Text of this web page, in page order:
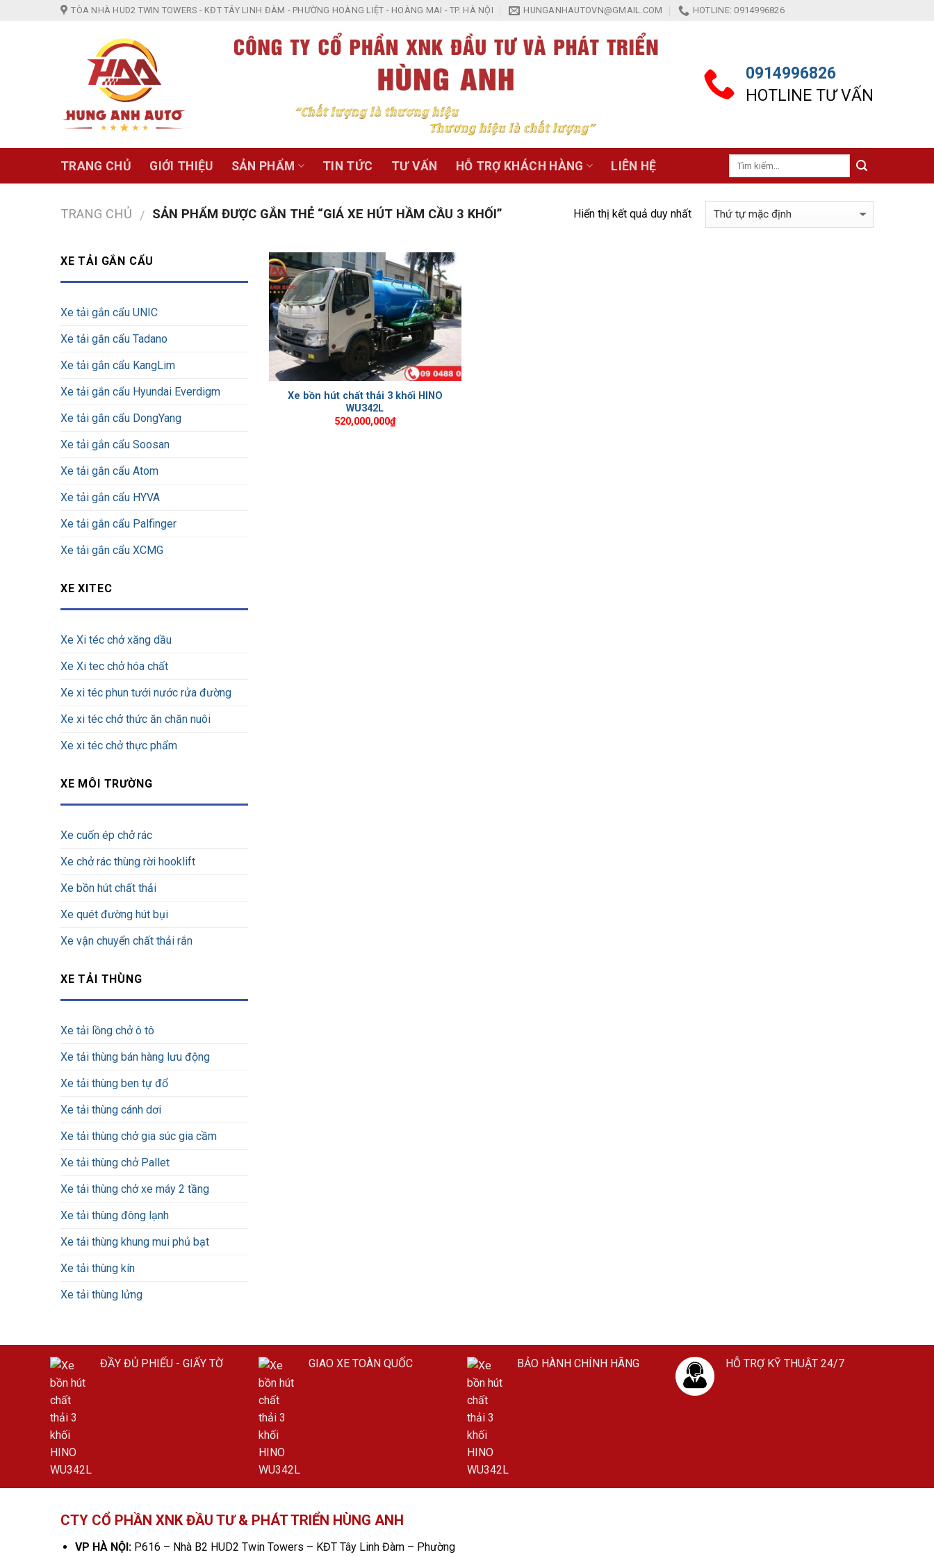
TÒA NHÀ HUD2 TWIN TOWERS - KĐT TÂY LINH ĐÀM - PHƯỜNG HOÀNG LIỆT - HOÀNG MAI - TP. HÀ NỘI HUNGANHAUTOVN@GMAIL.COM HOTLINE: 0914996826
0914996826
HOTLINE TƯ VẤN
TRANG CHỦ GIỚI THIỆU SẢN PHẨM TIN TỨC TƯ VẤN HỖ TRỢ KHÁCH HÀNG LIÊN HỆ
Tìm
TRANG CHỦ / SẢN PHẨM ĐƯỢC GẮN THẺ “GIÁ XE HÚT HẦM CẦU 3 KHỐI” Hiển thị kết quả duy nhất
XE TẢI GẮN CẨU
Xe tải gắn cẩu UNIC
Xe tải gắn cẩu Tadano
Xe tải gắn cẩu KangLim
Xe tải gắn cẩu Hyundai Everdigm
Xe tải gắn cẩu DongYang
Xe tải gắn cẩu Soosan
Xe tải gắn cẩu Atom
Xe tải gắn cẩu HYVA
Xe tải gắn cẩu Palfinger
Xe tải gắn cẩu XCMG
XE XITEC
Xe Xi téc chở xăng dầu
Xe Xi tec chở hóa chất
Xe xi téc phun tưới nước rửa đường
Xe xi téc chở thức ăn chăn nuôi
Xe xi téc chở thực phẩm
XE MÔI TRƯỜNG
Xe cuốn ép chở rác
Xe chở rác thùng rời hooklift
Xe bồn hút chất thải
Xe quét đường hút bụi
Xe vận chuyển chất thải rắn
XE TẢI THÙNG
Xe tải lồng chở ô tô
Xe tải thùng bán hàng lưu động
Xe tải thùng ben tự đổ
Xe tải thùng cánh dơi
Xe tải thùng chở gia súc gia cầm
Xe tải thùng chở Pallet
Xe tải thùng chở xe máy 2 tầng
Xe tải thùng đông lạnh
Xe tải thùng khung mui phủ bạt
Xe tải thùng kín
Xe tải thùng lửng
Add to
Wishlist
Xe bồn hút chất thải 3 khối HINO
WU342L
520,000,000₫
ĐẦY ĐỦ PHIẾU - GIẤY TỜ GIAO XE TOÀN QUỐC BẢO HÀNH CHÍNH HÃNG HỖ TRỢ KỸ THUẬT 24/7
CTY CỔ PHẦN XNK ĐẦU TƯ & PHÁT TRIỂN HÙNG ANH
VP HÀ NỘI:P616 – Nhà B2 HUD2 Twin Towers – KĐT Tây Linh Đàm – Phường